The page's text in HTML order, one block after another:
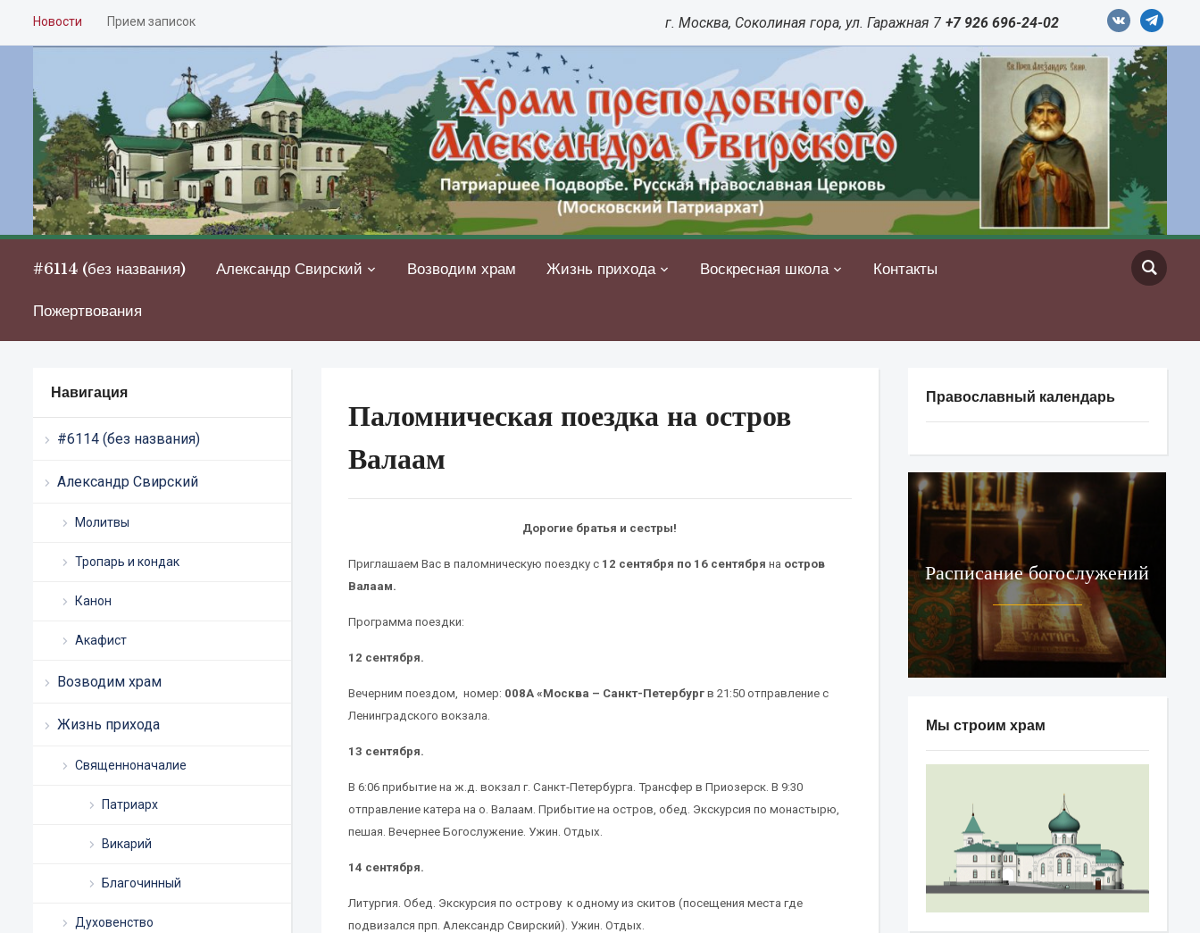
Новости Прием записок vkontaktetelegram
г. Москва, Соколиная гора, ул. Гаражная 7 +7 926 696-24-02
#6114 (без названия) Александр Свирский Возводим храм Жизнь прихода Воскресная школа Контакты
Пожертвования
Навигация
#6114 (без названия)
Александр Свирский
Молитвы
Тропарь и кондак
Канон
Акафист
Возводим храм
Жизнь прихода
Священноначалие
Патриарх
Викарий
Благочинный
Духовенство
Паломническая поездка на остров
Валаам
Дорогие братья и сестры!
Приглашаем Вас в паломническую поездку с 12 сентября по 16 сентября на остров
Валаам.
Программа поездки:
12 сентября.
Вечерним поездом, номер: 008А «Москва – Санкт-Петербургв 21:50 отправление с
Ленинградского вокзала.
13 сентября.
В 6:06 прибытие на ж.д. вокзал г. Санкт-Петербурга. Трансфер в Приозерск. В 9:30
отправление катера на о. Валаам. Прибытие на остров, обед. Экскурсия по монастырю,
пешая. Вечернее Богослужение. Ужин. Отдых.
14 сентября.
Литургия. Обед. Экскурсия по острову к одному из скитов (посещения места где
подвизался прп. Александр Свирский). Ужин. Отдых.
Православный календарь
Расписание богослужений
Мы строим храм